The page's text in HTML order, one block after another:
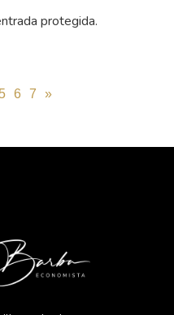
protegida.
5 6 7 »